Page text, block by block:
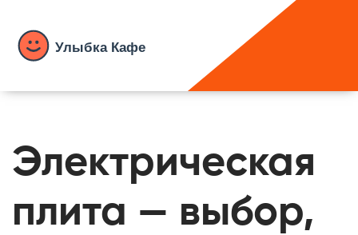
Электрическая
плита — выбор,